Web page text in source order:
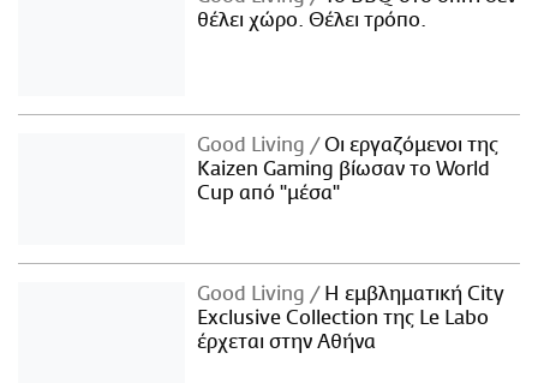
θέλει χώρο. Θέλει τρόπο.
Good Living
Οι εργαζόμενοι της
Kaizen Gaming βίωσαν το World
Cup από "μέσα"
Good Living
Η εμβληματική City
Exclusive Collection της Le Labo
έρχεται στην Αθήνα